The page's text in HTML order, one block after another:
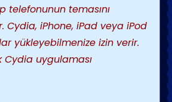
telefonunun temasını
Cydia, iPhone, iPad veya iPod
yükleyebilmenize izin verir.
Cydia uygulaması